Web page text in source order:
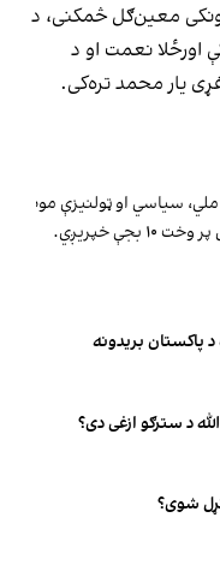
معین‌ګل څمکنی، د
اورځلا نعمت او د
یار محمد تره‌کی.
سیاسي او ټولنیزې موضوع
خپریږي.
پاکستان بریدونه
د سترګو ازغی دی؟
شوی؟